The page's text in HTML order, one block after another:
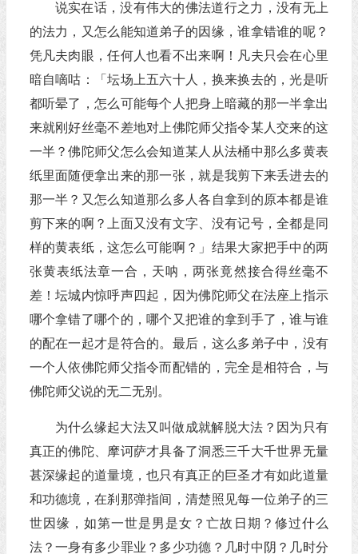
说实在话，没有伟大的佛法道行之力，没有无上
的法力，又怎么能知道弟子的因缘，谁拿错谁的呢？
凭凡夫肉眼，任何人也看不出来啊！凡夫只会在心里
暗自嘀咕：「坛场上五六十人，换来换去的，光是听
都听晕了，怎么可能每个人把身上暗藏的那一半拿出
来就刚好丝毫不差地对上佛陀师父指令某人交来的这
一半？佛陀师父怎么会知道某人从法桶中那么多黄表
纸里面随便拿出来的那一张，就是我剪下来丢进去的
那一半？又怎么知道那么多人各自拿到的原本都是谁
剪下来的啊？上面又没有文字、没有记号，全都是同
样的黄表纸，这怎么可能啊？」结果大家把手中的两
张黄表纸法章一合，天呐，两张竟然接合得丝毫不
差！坛城内惊呼声四起，因为佛陀师父在法座上指示
哪个拿错了哪个的，哪个又把谁的拿到手了，谁与谁
的配在一起才是符合的。最后，这么多弟子中，没有
一个人依佛陀师父指令而配错的，完全是相符合，与
佛陀师父说的无二无别。
为什么缘起大法又叫做成就解脱大法？因为只有
真正的佛陀、摩诃萨才具备了洞悉三千大千世界无量
甚深缘起的道量境，也只有真正的巨圣才有如此道量
和功德境，在刹那弹指间，清楚照见每一位弟子的三
世因缘，如第一世是男是女？亡故日期？修过什么
法？一身有多少罪业？多少功德？几时中阴？几时分